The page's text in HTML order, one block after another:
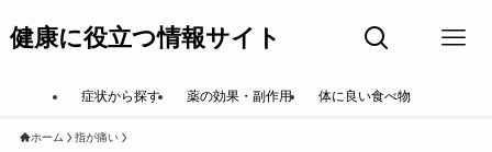
健康に役立つ情報サイト
症状から探す 薬の効果・副作用 体に良い食べ物
ホーム 指が痛い